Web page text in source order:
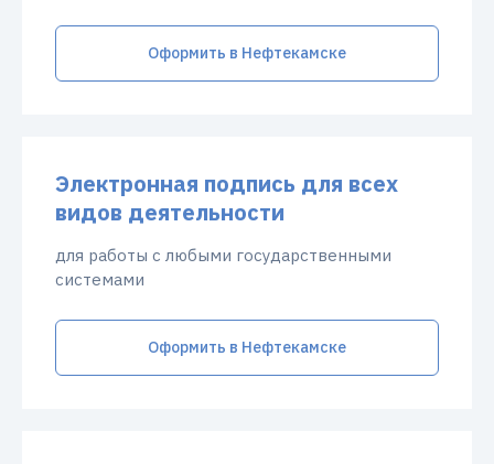
Оформить в Нефтекамске
Электронная подпись для всех
видов деятельности
для работы с любыми государственными
системами
Оформить в Нефтекамске